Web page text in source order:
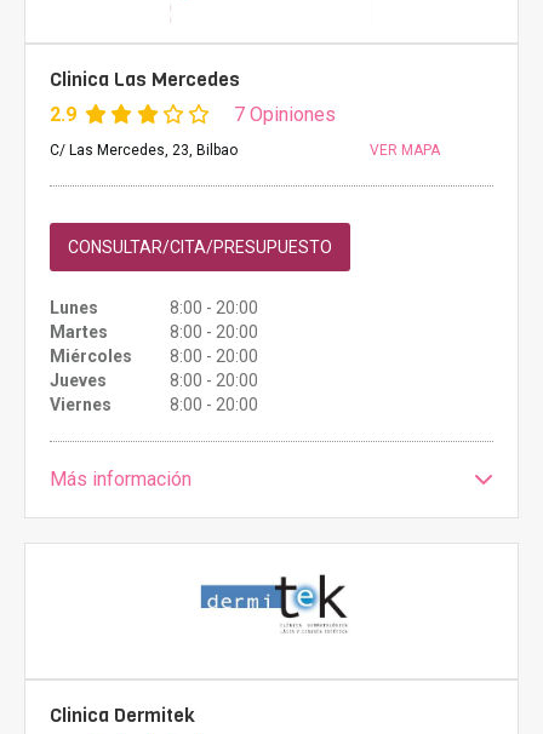
Clinica Las Mercedes
2.9 7 Opiniones
C/ Las Mercedes, 23, Bilbao VER MAPA
CONSULTAR/CITA/PRESUPUESTO
Lunes
8:00 - 20:00
Martes
8:00 - 20:00
Miércoles
8:00 - 20:00
Jueves
8:00 - 20:00
Viernes
8:00 - 20:00
Más información
Clinica Dermitek